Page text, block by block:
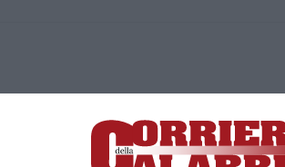
Lamezia Terme (CZ)
responsabile Paola Militano |Privacy